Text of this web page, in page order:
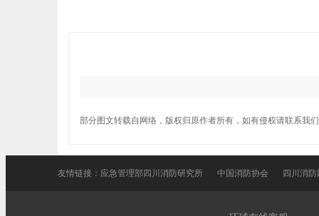
部分图文转载自网络，版权归原作者所有，如有侵权请联系我
友情链接： 应急管理部四川消防研究所 中国消防协会 四川消防